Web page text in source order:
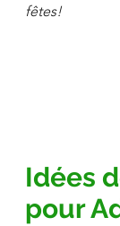
fêtes!
Idées
pour